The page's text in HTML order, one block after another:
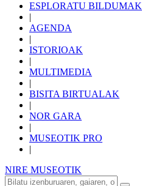
ESPLORATU BILDUMAK
|
AGENDA
|
ISTORIOAK
|
MULTIMEDIA
|
BISITA BIRTUALAK
|
NOR GARA
|
MUSEOTIK PRO
|
NIRE MUSEOTIK